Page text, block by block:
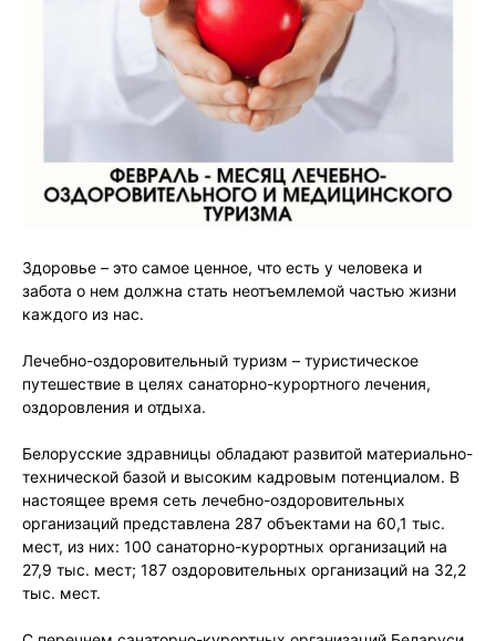
Здоровье – это самое ценное, что есть у человека и
забота о нем должна стать неотъемлемой частью жизни
каждого из нас.
Лечебно-оздоровительный туризм – туристическое
путешествие в целях санаторно-курортного лечения,
оздоровления и отдыха.
Белорусские здравницы обладают развитой материально-
технической базой и высоким кадровым потенциалом. В
настоящее время сеть лечебно-оздоровительных
организаций представлена 287 объектами на 60,1 тыс.
мест, из них: 100 санаторно-курортных организаций на
27,9 тыс. мест; 187 оздоровительных организаций на 32,2
тыс. мест.